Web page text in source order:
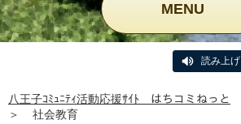
MENU
読み上げ
八王子ｺﾐｭﾆﾃｨ活動応援ｻｲﾄ はちコミねっと
＞
社会教育